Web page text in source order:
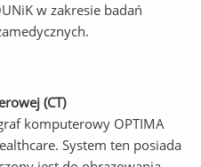
w zakresie badań
(CT)
komputerowy OPTIMA
System ten posiada